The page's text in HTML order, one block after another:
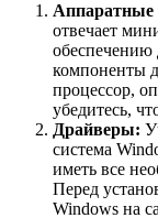
Аппаратные
отвечает
обеспечению
компоненты
процессор,
убедитесь,
Драйверы:
система
иметь все
Перед
Windows на